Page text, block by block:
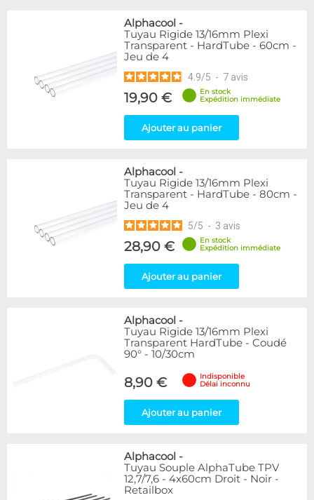
Alphacool -
Tuyau Rigide 13/16mm Plexi
Transparent - HardTube - 60cm -
Jeu de 4
4.9/5 - 7 avis
19,90 €
En stock
Expédition immédiate
Ajouter au panier
Alphacool -
Tuyau Rigide 13/16mm Plexi
Transparent - HardTube - 80cm -
Jeu de 4
5/5 - 3 avis
28,90 €
En stock
Expédition immédiate
Ajouter au panier
Alphacool -
Tuyau Rigide 13/16mm Plexi
Transparent HardTube - Coudé
90° - 10/30cm
8,90 €
Indisponible
Délai inconnu
Ajouter au panier
Alphacool -
Tuyau Souple AlphaTube TPV
12,7/7,6 - 4x60cm Droit - Noir -
Retailbox